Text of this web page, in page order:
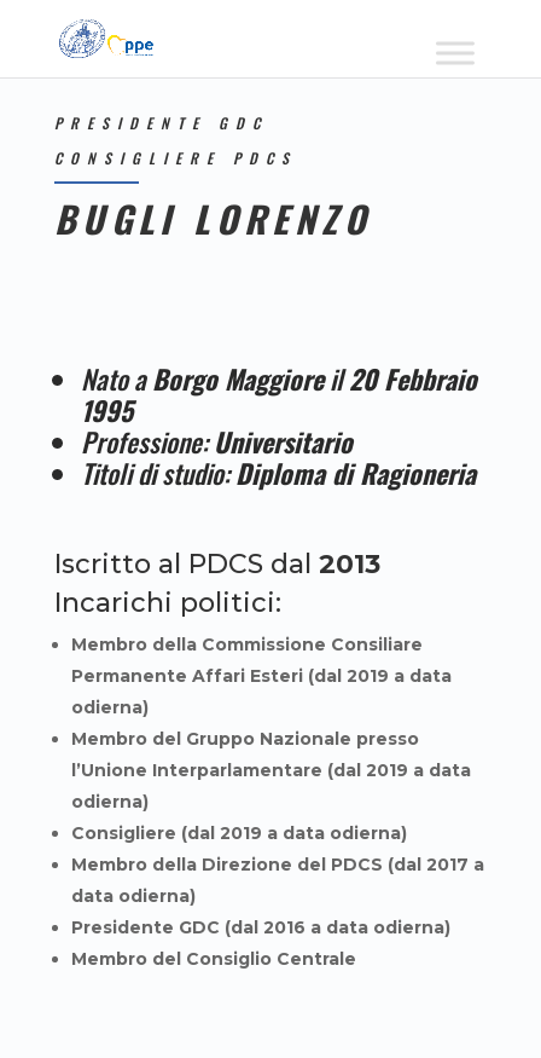
PRESIDENTE GDC
CONSIGLIERE PDCS
BUGLI LORENZO
Nato aBorgo Maggioreil20 Febbraio
1995
Professione:Universitario
Titoli di studio:Diploma di Ragioneria
Iscritto al PDCS dal 2013
Incarichi politici:
Membro della Commissione Consiliare
Permanente Affari Esteri (dal 2019 a data
odierna)
Membro del Gruppo Nazionale presso
l’Unione Interparlamentare (dal 2019 a data
odierna)
Consigliere (dal 2019 a data odierna)
Membro della Direzione del PDCS (dal 2017 a
data odierna)
Presidente GDC (dal 2016 a data odierna)
Membro del Consiglio Centrale